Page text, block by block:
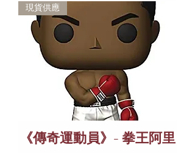
現貨供應
《傳奇運動員》- 拳王阿里